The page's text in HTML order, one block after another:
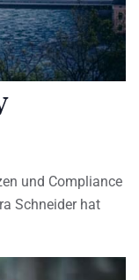
und Compliance
Schneider hat